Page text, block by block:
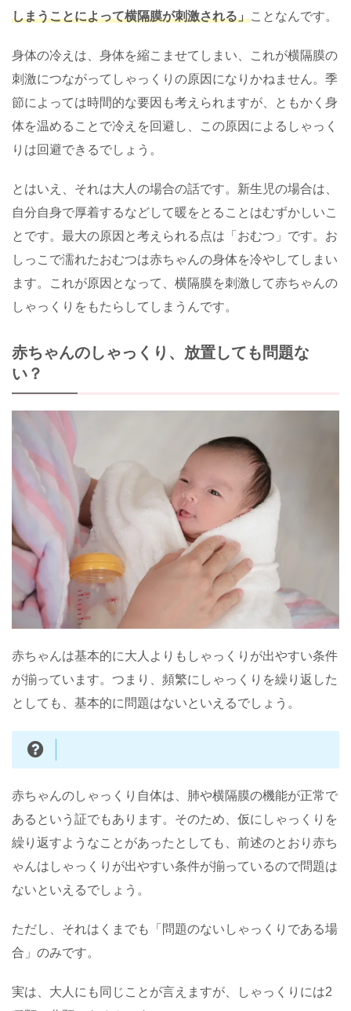
しまうことによって横隔膜が刺激される」ことなんです。
身体の冷えは、身体を縮こませてしまい、これが横隔膜の
刺激につながってしゃっくりの原因になりかねません。季
節によっては時間的な要因も考えられますが、ともかく身
体を温めることで冷えを回避し、この原因によるしゃっく
りは回避できるでしょう。
とはいえ、それは大人の場合の話です。新生児の場合は、
自分自身で厚着するなどして暖をとることはむずかしいこ
とです。最大の原因と考えられる点は「おむつ」です。お
しっこで濡れたおむつは赤ちゃんの身体を冷やしてしまい
ます。これが原因となって、横隔膜を刺激して赤ちゃんの
しゃっくりをもたらしてしまうんです。
赤ちゃんのしゃっくり、放置しても問題な
い？
赤ちゃんは基本的に大人よりもしゃっくりが出やすい条件
が揃っています。つまり、頻繁にしゃっくりを繰り返した
としても、基本的に問題はないといえるでしょう。
赤ちゃんのしゃっくり自体は、肺や横隔膜の機能が正常で
あるという証でもあります。そのため、仮にしゃっくりを
繰り返すようなことがあったとしても、前述のとおり赤ち
ゃんはしゃっくりが出やすい条件が揃っているので問題は
ないといえるでしょう。
ただし、それはくまでも「問題のないしゃっくりである場
合」のみです。
実は、大人にも同じことが言えますが、しゃっくりには2